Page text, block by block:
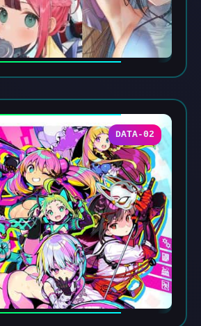
DATA-02